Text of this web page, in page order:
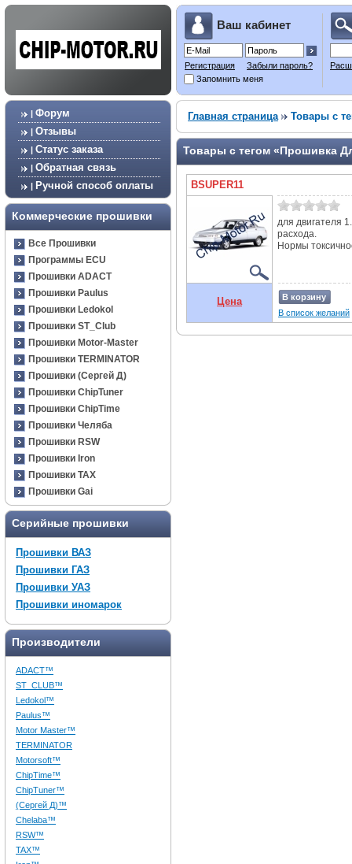
Ваш кабинет
Регистрация
Забыли пароль?
Запомнить меня
| Форум
| Отзывы
| Статус заказа
| Обратная связь
| Ручной способ оплаты
Коммерческие прошивки
Все Прошивки
Программы ECU
Прошивки ADACT
Прошивки Paulus
Прошивки Ledokol
Прошивки ST_Club
Прошивки Motor-Master
Прошивки TERMINATOR
Прошивки (Сергей Д)
Прошивки ChipTuner
Прошивки ChipTime
Прошивки Челяба
Прошивки RSW
Прошивки Iron
Прошивки TAX
Прошивки Gai
Серийные прошивки
Прошивки ВАЗ
Прошивки ГАЗ
Прошивки УАЗ
Прошивки иномарок
Производители
ADACT™
ST_CLUB™
Ledokol™
Paulus™
Motor Master™
TERMINATOR
Motorsoft™
ChipTime™
ChipTuner™
(Сергей Д)™
Chelaba™
RSW™
TAX™
Главная страница Товары с
Товары с тегом «Прошивка
BSUPER11
для двигателя
расхода.
Нормы
Цена
В корзину
В список желаний